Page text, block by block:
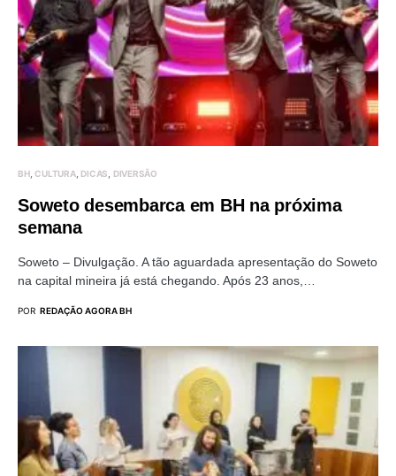
BH CULTURA DICAS DIVERSÃO
Soweto desembarca em BH na próxima
semana
Soweto – Divulgação. A tão aguardada apresentação do Soweto
na capital mineira já está chegando. Após 23 anos,…
POR REDAÇÃO AGORA BH